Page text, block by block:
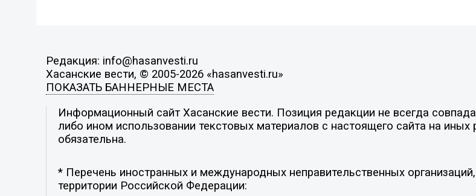
Редакция: info@hasanvesti.ru
Хасанские вести, © 2005-2026 «hasanvesti.ru»
ПОКАЗАТЬ БАННЕРНЫЕ МЕСТА
Информационный сайт Хасанские вести. Позиция редакции не всегда
либо ином использовании текстовых материалов с настоящего сайта на иных
обязательна.
* Перечень иностранных и международных неправительственных
территории Российской Федерации: